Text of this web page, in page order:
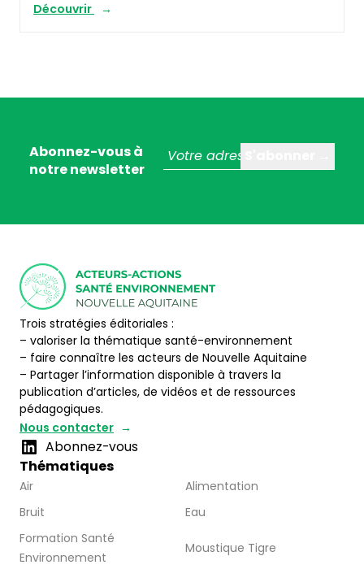
Découvrir
Abonnez-vous à
notre newsletter
Trois stratégies éditoriales :
– valoriser la thématique santé-environnement
– faire connaître les acteurs de Nouvelle Aquitaine
– Partager l’information disponible à travers la
publication d’articles, de vidéos et de ressources
pédagogiques.
Nous contacter
Abonnez-vous
Thématiques
Air
Alimentation
Bruit
Eau
Formation Santé
Environnement
Moustique Tigre